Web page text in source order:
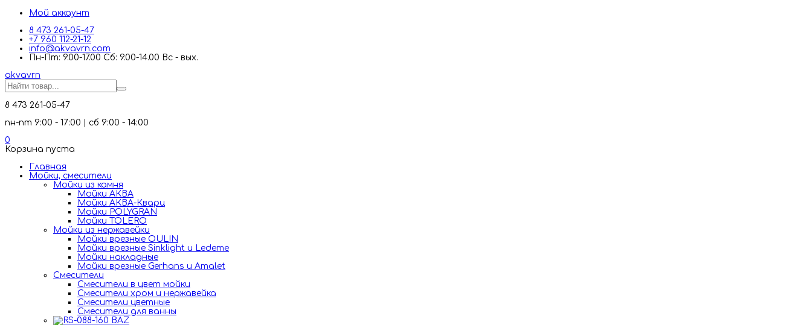
Мой аккаунт
8 473 261-05-47
+7 960 112-21-12
info@akvavrn.com
Пн-Пт: 9.00-17.00 Сб: 9.00-14.00 Вс - вых.
akvavrn
8 473 261-05-47
пн-пт 9:00 - 17:00 | сб 9:00 - 14:00
0
Корзина пуста
Главная
Мойки, смесители
Mойки из камня
Мойки АКВА
Мойки АКВА-Кварц
Мойки POLYGRAN
Мойки TOLERO
Мойки из нержавейки
Мойки врезные OULIN
Мойки врезные Sinklight и Ledeme
Мойки накладные
Мойки врезные Gerhans и Amalet
Смесители
Смесители в цвет мойки
Смесители хром и нержавейка
Смесители цветные
Смесители для ванны